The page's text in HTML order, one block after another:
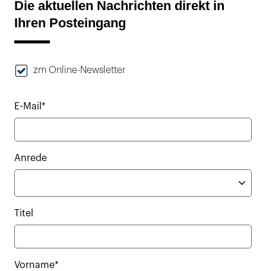
Die aktuellen Nachrichten direkt in
Ihren Posteingang
zm Online-Newsletter
E-Mail*
Anrede
Titel
Vorname*